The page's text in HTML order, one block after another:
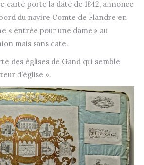
carte porte la date de 1842, annonce
du navire Comte de Flandre en
« entrée pour une dame » au
mais sans date.
des églises de Gand qui semble
d’église ».